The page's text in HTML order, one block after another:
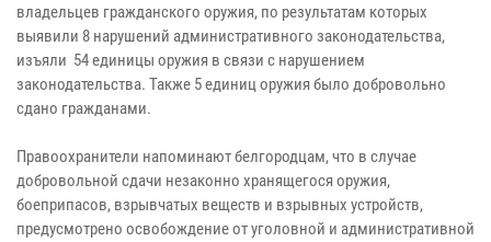
владельцев гражданского оружия, по результатам которых
выявили 8 нарушений административного законодательства,
изъяли 54 единицы оружия в связи с нарушением
законодательства. Также 5 единиц оружия было добровольно
сдано гражданами.
Правоохранители напоминают белгородцам, что в случае
добровольной сдачи незаконно хранящегося оружия,
боеприпасов, взрывчатых веществ и взрывных устройств,
предусмотрено освобождение от уголовной и административной